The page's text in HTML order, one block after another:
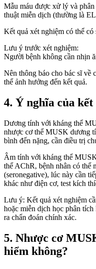
Mẫu máu được xử lý và
thuật miễn dịch (thường là
Kết quả xét nghiệm có thể
Lưu ý trước xét nghiệm:
Người bệnh không cần nhịn
Nên thông báo cho bác sĩ về
thể ảnh hưởng đến kết quả.
4. Ý nghĩa của
Dương tính với kháng thể
nhược cơ thể MUSK dương
bình đến nặng, cần điều trị
Âm tính với kháng thể
thể AChR, bệnh nhân có thể
(seronegative), lúc này cần
khác như điện cơ, test kích
Lưu ý: Kết quả xét nghiệm
hoặc miễn dịch học phân
ra chẩn đoán chính xác.
5. Nhược cơ
hiểm không?